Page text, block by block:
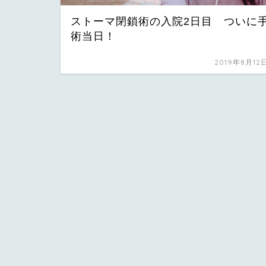
ストーマ閉鎖術の入院2日目 ついに
術当日！
2019年8月12